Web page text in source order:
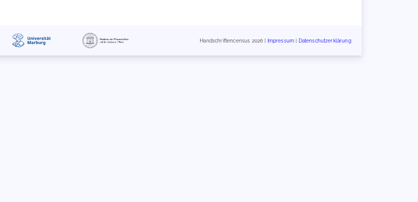
Handschriftencensus 2026 | Impressum Datenschutzerklärung